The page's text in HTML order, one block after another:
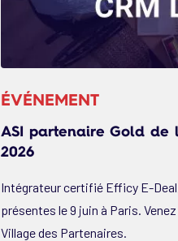
ÉVÉNEMENT
ASI partenaire Gold de
2026
Intégrateur certifié Efficy E-
présentes le 9 juin à Paris.
Village des Partenaires.